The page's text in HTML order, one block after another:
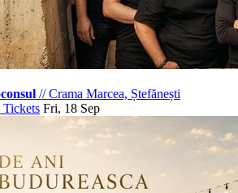
//Crama Marcea, Ștefănești
Fri, 18 Sep